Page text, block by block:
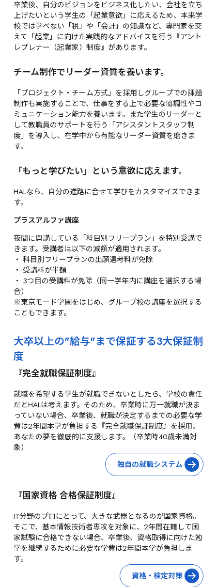
卒業後、自分のビジョンをビジネス化したい、会社を立ち
上げたいという学生の「起業意欲」に応えるため、本来学
校では学べない「税」や「会計」の知識など、専門家を交
えて「起業」に向けた実践的なアドバイスを行う『アント
レプレナー（起業家）制度』があります。
チーム制作でリーダー資質を養います。
「プロジェクト・チーム方式」を採用しグループでの課題
制作も実施することで、仕事をする上で必要な協調性やコ
ミュニケーション能力を養います。また学生のリーダーと
して教職員のサポートを行う「アシスタントスタッフ制
度」を導入し、在学中から有能なリーダー資質を磨きま
す。
「もっと学びたい」という意欲に応えます。
HALなら、自分の進路に合せて学びをカスタマイズできま
す。
プラスアルファ講座
夜間に開講している「科目別フリープラン」を特別受講で
きます。受講者は以下の減額が適用されます。
科目別フリープランの出願選考料が免除
受講料が半額
3つ目の受講料が免除（同一学年内に講座を選択する場
合）
※東京モード学園をはじめ、グループ校の講座を選択する
こともできます。
大卒以上の"給与"まで保証する3大保証制
度
『完全就職保証制度』
就職を希望する学生が就職できないとしたら、学校の責任
だとHALは考えます。そのため、卒業時に万一就職が決ま
っていない場合、卒業後、就職が決定するまでの必要な学
費は2年間本学が負担する『完全就職保証制度』を採用。
あなたの夢を徹底的に支援します。（卒業時40歳未満対
象）
独自の就職システム
『国家資格 合格保証制度』
IT分野のプロにとって、大きな武器となるのが国家資格。
そこで、基本情報技術者専攻を対象に、2年間在籍して国
家試験に合格できない場合、卒業後、資格取得に向けた勉
学を継続するために必要な学費は2年間本学が負担しま
す。
資格・検定対策